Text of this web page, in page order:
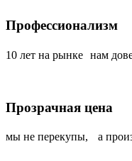
Профессионализм
10 лет на рынке нам
Прозрачная цена
мы не перекупы, а